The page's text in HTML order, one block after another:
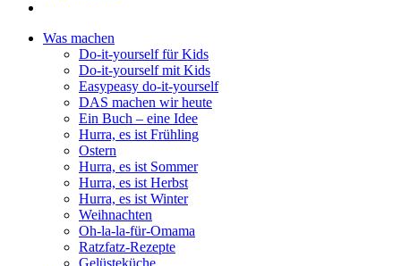
Was machen
Do-it-yourself für Kids
Do-it-yourself mit Kids
Easypeasy do-it-yourself
DAS machen wir heute
Ein Buch – eine Idee
Hurra, es ist Frühling
Ostern
Hurra, es ist Sommer
Hurra, es ist Herbst
Hurra, es ist Winter
Weihnachten
Oh-la-la-für-Omama
Ratzfatz-Rezepte
Gelüsteküche